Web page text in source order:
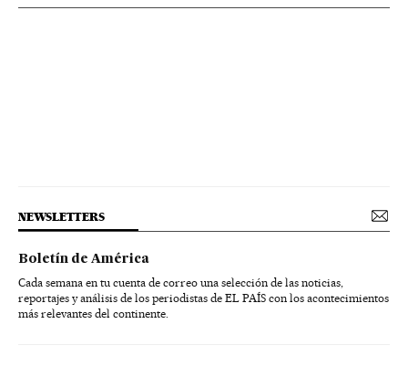
NEWSLETTERS
Boletín de América
Cada semana en tu cuenta de correo una selección de las noticias,
reportajes y análisis de los periodistas de EL PAÍS con los acontecimientos
más relevantes del continente.